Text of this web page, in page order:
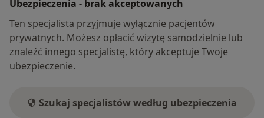
Ubezpieczenia - brak akceptowanych
Ten specjalista przyjmuje wyłącznie pacjentów
prywatnych. Możesz opłacić wizytę samodzielnie lub
znaleźć innego specjalistę, który akceptuje Twoje
ubezpieczenie.
Szukaj specjalistów według ubezpieczenia